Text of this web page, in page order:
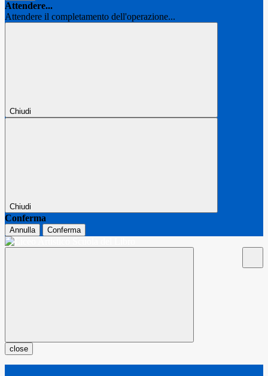
Attendere...
Attendere il completamento dell'operazione...
Chiudi
Chiudi
Conferma
Annulla Conferma
close